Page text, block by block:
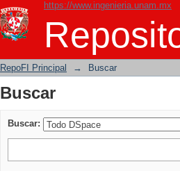
https://www.ingenieria.unam.mx
Buscar
RepoFI Principal → Buscar
Buscar
Buscar: